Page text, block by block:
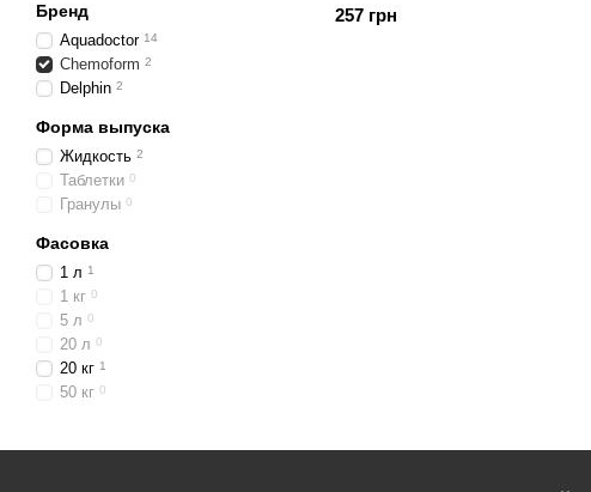
257 грн
Бренд
Aquadoctor 14
Chemoform 2
Delphin 2
Форма выпуска
Жидкость 2
Таблетки 0
Гранулы 0
Фасовка
1 л 1
1 кг 0
5 л 0
20 л 0
20 кг 1
50 кг 0